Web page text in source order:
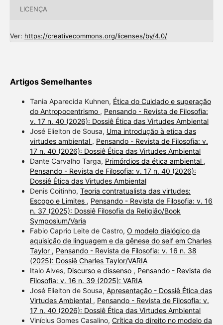
LICENÇA
Ver: https://creativecommons.org/licenses/by/4.0/
Artigos Semelhantes
Tania Aparecida Kuhnen, Ética do Cuidado e superação
do Antropocentrismo , Pensando - Revista de Filosofia:
v. 17 n. 40 (2026): Dossiê Ética das Virtudes Ambiental
José Elielton de Sousa, Uma introdução à etica das
virtudes ambiental , Pensando - Revista de Filosofia: v.
17 n. 40 (2026): Dossiê Ética das Virtudes Ambiental
Dante Carvalho Targa, Primórdios da ética ambiental ,
Pensando - Revista de Filosofia: v. 17 n. 40 (2026):
Dossiê Ética das Virtudes Ambiental
Denis Coitinho, Teoria contratualista das virtudes:
Escopo e Limites , Pensando - Revista de Filosofia: v. 16
n. 37 (2025): Dossiê Filosofia da Religião/Book
Symposium/Varia
Fabio Caprio Leite de Castro, O modelo dialógico da
aquisição de linguagem e da gênese do self em Charles
Taylor , Pensando - Revista de Filosofia: v. 16 n. 38
(2025): Dossiê Charles Taylor/VARIA
Italo Alves, Discurso e dissenso , Pensando - Revista de
Filosofia: v. 16 n. 39 (2025): VARIA
José Elielton de Sousa, Apresentação - Dossiê Ética das
Virtudes Ambiental , Pensando - Revista de Filosofia: v.
17 n. 40 (2026): Dossiê Ética das Virtudes Ambiental
Vinícius Gomes Casalino, Crítica do direito no modelo da